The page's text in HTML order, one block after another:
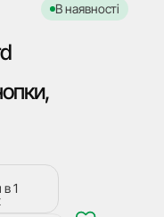
В наявності
1